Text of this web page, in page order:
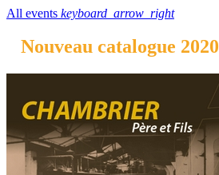
All events keyboard_arrow_right
Nouveau catalogue 2020